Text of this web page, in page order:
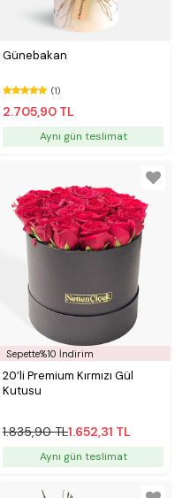
Günebakan
(1)
2.705,90 TL
Aynı gün teslimat
Sepette%10 İndirim
20’li Premium Kırmızı Gül
Kutusu
1.835,90 TL1.652,31 TL
Aynı gün teslimat